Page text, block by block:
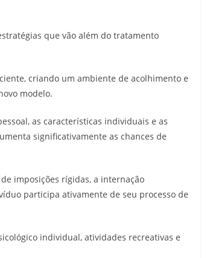
que vão além do tratamento
criando um ambiente de acolhimento e
modelo.
as características individuais e as
significativamente as chances de
imposições rígidas, a internação
participa ativamente de seu processo de
individual, atividades recreativas e